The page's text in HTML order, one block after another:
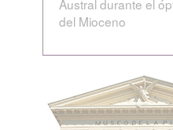
Austral durante el
del Mioceno